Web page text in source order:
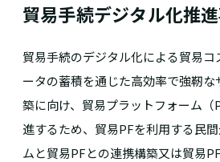
貿易手続デジタル化推
貿易手続のデジタル化による貿易
ータの蓄積を通じた高効率で強靭
築に向け、貿易プラットフォーム（
進するため、貿易PFを利用する民
ムと貿易PFとの連携構築又は貿易